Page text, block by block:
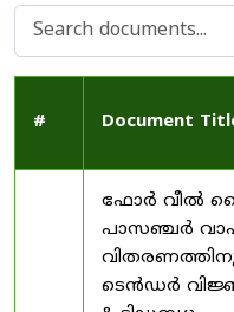
# Document
ഫോർ വീൽ
പാസഞ്ചർ
ടെൻഡർ